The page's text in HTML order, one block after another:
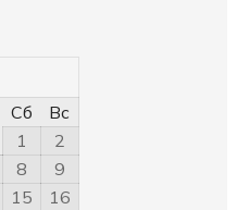
Сб
Вс
1
2
8
9
15
16